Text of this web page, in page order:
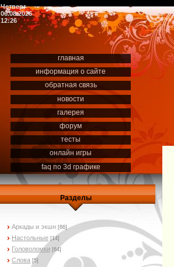
Четверг
06.08.2026
12:26
главная
информация о сайте
обратная связь
новости
галерея
форум
тесты
онлайн игры
faq по 3d графике
Разделы
Аркады и экшн [86]
Настольные [14]
Головоломки [64]
Слова [5]